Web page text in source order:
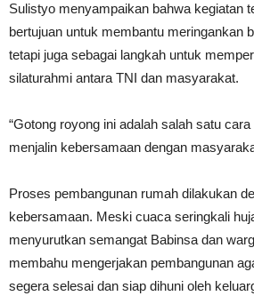
Sulistyo menyampaikan bahwa kegiatan
bertujuan untuk membantu meringankan
tetapi juga sebagai langkah untuk
silaturahmi antara TNI dan masyarakat.
“Gotong royong ini adalah salah satu
menjalin kebersamaan dengan
Proses pembangunan rumah dilakukan
kebersamaan. Meski cuaca seringkali
menyurutkan semangat Babinsa dan
membahu mengerjakan pembangunan
segera selesai dan siap dihuni oleh